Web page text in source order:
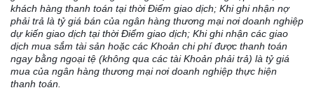
khách hàng thanh toán tại thời Điểm giao dịch; Khi ghi nhận nợ
phải trả là tỷ giá bán của ngân hàng thương mại nơi doanh nghiệp
dự kiến giao dịch tại thờiĐiểm giao dịch; Khighi nhận các giao
dịch mua sắm tài sản hoặc các Khoản chiphíđược thanh toán
ngay bằng ngoại tệ (không qua các tài Khoản phải trả) là tỷ giá
mua của ngân hàng thương mại nơi doanh nghiệp thực hiện
thanh toán.